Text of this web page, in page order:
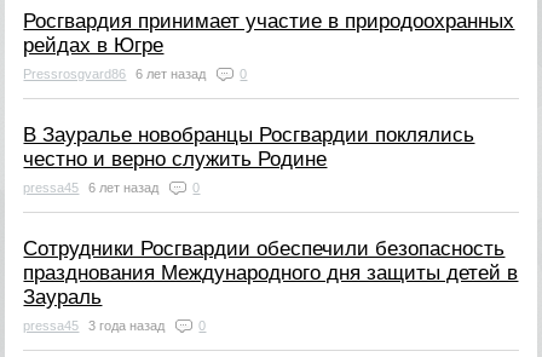
Росгвардия принимает участие в природоохранных
рейдах в Югре
Pressrosgvard86 6 лет назад 0
В Зауралье новобранцы Росгвардии поклялись
честно и верно служить Родине
pressa45 6 лет назад 0
Сотрудники Росгвардии обеспечили безопасность
празднования Международного дня защиты детей в
Заураль
pressa45 3 года назад 0